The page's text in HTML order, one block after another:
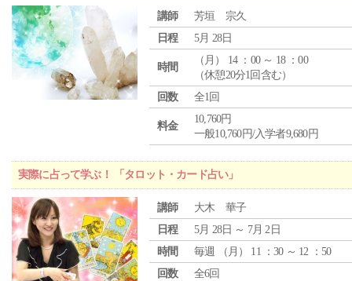
講師
芳垣 宗久
日程
5月 28日
時間
（ 月 ） 14 ：00 ～ 18 ：00
（休憩20分1回含む）
回数
全1回
料金
10,760円
一般10,760円/入学者9,680円
実際に占って学ぶ！ 「タロット・カード占い」
講師
大木 華子
日程
5月 28日 ～ 7月 2日
時間
毎週 （ 月 ） 11 ：30 ～ 12 ：50
回数
全6回